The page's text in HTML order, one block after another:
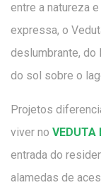
entre a natureza
expressa, o
deslumbrante, do
do sol sobre o
Projetos
viver no VEDUTA
entrada do
alamedas de